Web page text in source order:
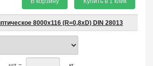
8000х116 (R=0,8хD) DIN 28013